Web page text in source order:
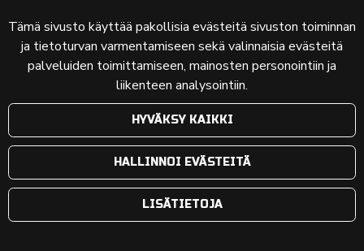
Tämä sivusto käyttää pakollisia evästeitä sivuston toiminnan
ja tietoturvan varmentamiseen sekä valinnaisia evästeitä
palveluiden toimittamiseen, mainosten personointiin ja
liikenteen analysointiin.
HYVÄKSY KAIKKI
HALLINNOI EVÄSTEITÄ
LISÄTIETOJA
Lehdet
Yhteistyössä
Ota yhteyttä
Etusivun karttakuva: MML (Nimeä CC 4.0, muokattu)
© 2024 PKMT | VerkkosivuatFlow Oy